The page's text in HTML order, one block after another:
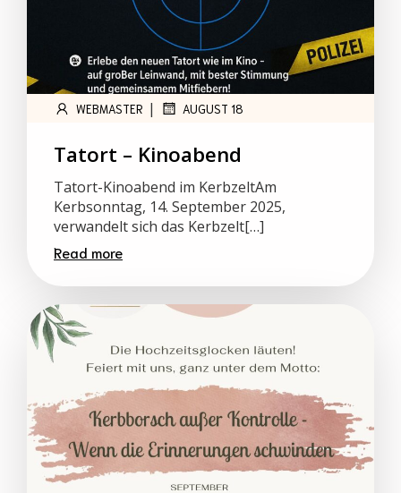
WEBMASTER | AUGUST 18
Tatort – Kinoabend
Tatort-Kinoabend im KerbzeltAm
Kerbsonntag, 14. September 2025,
verwandelt sich das Kerbzelt[…]
Read more